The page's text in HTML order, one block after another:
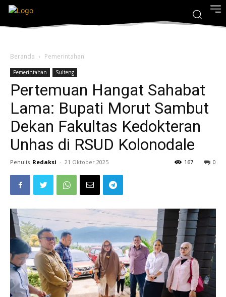
Beranda Pemerintahan
Pemerintahan Sulteng
Pertemuan Hangat Sahabat
Lama: Bupati Morut Sambut
Dekan Fakultas Kedokteran
Unhas di RSUD Kolonodale
Penulis Redaksi - 21 Oktober 2025 0
167